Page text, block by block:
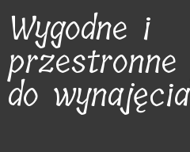
Wygodne i
przestronne
do wynajęcia